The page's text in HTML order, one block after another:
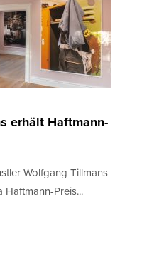
erhält Haftmann-
Wolfgang Tillmans
Preis...